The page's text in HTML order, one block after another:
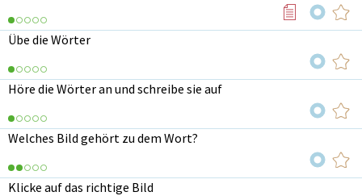
Übe die Wörter
Höre die Wörter an und schreibe sie auf
Welches Bild gehört zu dem Wort?
Klicke auf das richtige Bild